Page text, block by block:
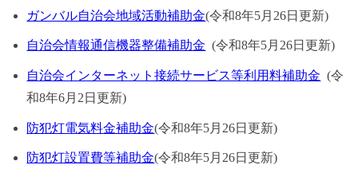
ガンバル自治会地域活動補助金(令和8年5月26日更新)
自治会情報通信機器整備補助金 (令和8年5月26日更新)
自治会インターネット接続サービス等利用料補助金 (令
和8年6月2日更新)
防犯灯電気料金補助金(令和8年5月26日更新)
防犯灯設置費等補助金(令和8年5月26日更新)